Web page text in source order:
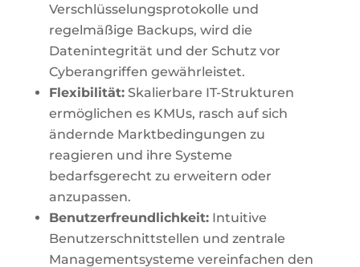
Verschlüsselungsprotokolle und
regelmäßige Backups, wird die
Datenintegrität und der Schutz vor
Cyberangriffen gewährleistet.
Flexibilität:Skalierbare IT-Strukturen
ermöglichen es KMUs, rasch auf sich
ändernde Marktbedingungen zu
reagieren und ihre Systeme
bedarfsgerecht zu erweitern oder
anzupassen.
Benutzerfreundlichkeit:Intuitive
Benutzerschnittstellen und zentrale
Managementsysteme vereinfachen den